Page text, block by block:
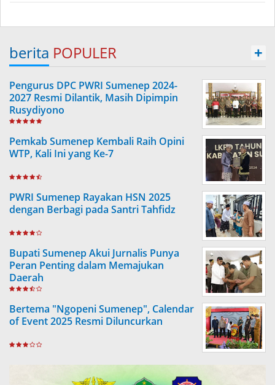
berita POPULER +
Pengurus DPC PWRI Sumenep 2024-
2027 Resmi Dilantik, Masih Dipimpin
Rusydiyono
Pemkab Sumenep Kembali Raih Opini
WTP, Kali Ini yang Ke-7
PWRI Sumenep Rayakan HSN 2025
dengan Berbagi pada Santri Tahfidz
Bupati Sumenep Akui Jurnalis Punya
Peran Penting dalam Memajukan
Daerah
Bertema "Ngopeni Sumenep", Calendar
of Event 2025 Resmi Diluncurkan